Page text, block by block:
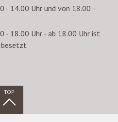
- 14.00 Uhr und von 18.00 -
- 18.00 Uhr - ab 18.00 Uhr ist
besetzt
TOP